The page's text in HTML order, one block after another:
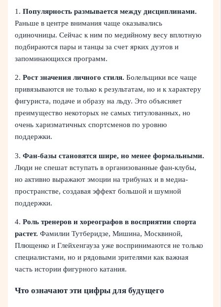
1.Популярность размывается между дисциплинами.
Раньше в центре внимания чаще оказывались
одиночницы. Сейчас к ним по медийному весу вплотную
подбираются пары и танцы за счет ярких дуэтов и
запоминающихся программ.
2.Рост значения личного стиля. Болельщики все чаще
привязываются не только к результатам, но и к характеру
фигуриста, подаче и образу на льду. Это объясняет
преимущество некоторых не самых титулованных, но
очень харизматичных спортсменов по уровню
поддержки.
3.Фан-базы становятся шире, но менее формальными.
Люди не спешат вступать в организованные фан-клубы,
но активно выражают эмоции на трибунах и в медиа-
пространстве, создавая эффект большой и шумной
поддержки.
4.Роль тренеров и хореографов в восприятии спорта
растет. Фамилии Тутберидзе, Мишина, Москвиной,
Плющенко и Глейхенгауза уже воспринимаются не только
специалистами, но и рядовыми зрителями как важная
часть истории фигурного катания.
Что означают эти цифры для будущего